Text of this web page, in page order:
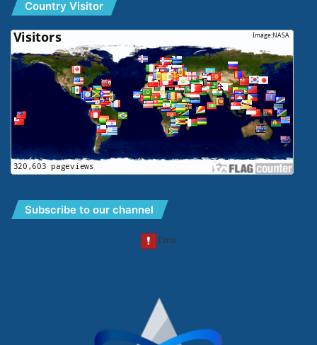
Country Visitor
Subscribe to our channel